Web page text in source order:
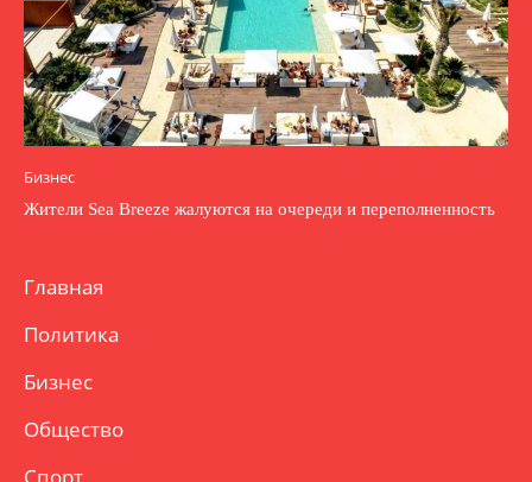
Бизнес
Жители Sea Breeze жалуются на очереди и переполненность
Главная
Политика
Бизнес
Общество